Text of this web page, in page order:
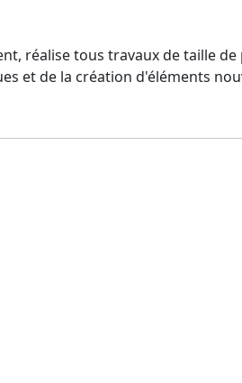
réalise tous travaux de taille
et de la création d'éléments